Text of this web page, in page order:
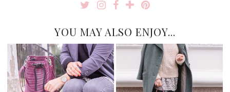
YOU MAY ALSO ENJOY...